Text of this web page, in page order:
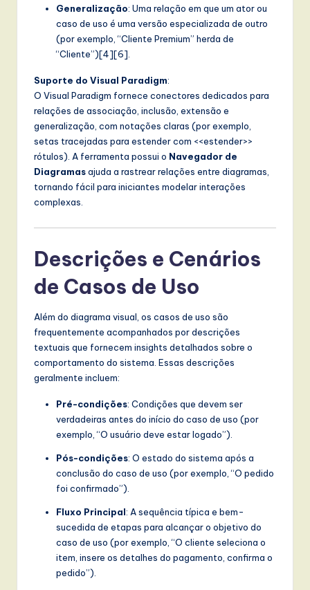
Generalização: Uma relação em que um ator ou
caso de uso é uma versão especializada de outro
(por exemplo, “Cliente Premium” herda de
“Cliente”)[4][6].
Suporte do Visual Paradigm:
O Visual Paradigm fornece conectores dedicados para
relações de associação, inclusão, extensão e
generalização, com notações claras (por exemplo,
setas tracejadas para estendercom <<estender>>
rótulos). A ferramenta possui o Navegador de
Diagramasajuda a rastrear relações entre diagramas,
tornando fácil para iniciantes modelar interações
complexas.
Descrições e Cenários
de Casos de Uso
Além do diagrama visual, os casos de uso são
frequentemente acompanhados por descrições
textuais que fornecem insights detalhados sobre o
comportamento do sistema. Essas descrições
geralmente incluem:
Pré-condições: Condições que devem ser
verdadeiras antes do início do caso de uso (por
exemplo, “O usuário deve estar logado”).
Pós-condições: O estado do sistema após a
conclusão do caso de uso (por exemplo, “O pedido
foi confirmado”).
Fluxo Principal: A sequência típica e bem-
sucedida de etapas para alcançar o objetivo do
caso de uso (por exemplo, “O cliente seleciona o
item, insere os detalhes do pagamento, confirma o
pedido”).